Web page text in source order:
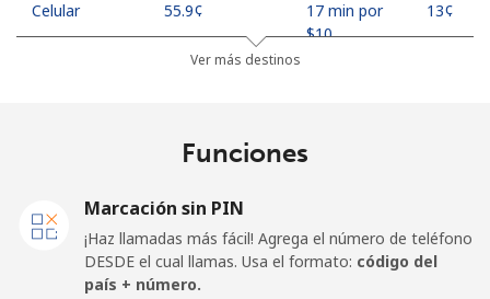
Celular ⁦55.9¢⁩
17 min por
⁦$10⁩
⁦13¢⁩
⁦81.9¢⁩
12 min por
Celular
⁦$10⁩
Ver más destinos
Funciones
Marcación sin PIN
¡Haz llamadas más fácil! Agrega el número de teléfono
DESDE el cual llamas. Usa el formato: código del
país + número.